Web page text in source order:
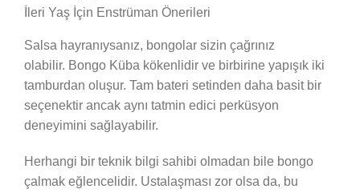
İleri Yaş İçin Enstrüman Önerileri
Salsa hayranıysanız, bongolar sizin çağrınız
olabilir. Bongo Küba kökenlidir ve birbirine yapışık iki
tamburdan oluşur. Tam bateri setinden daha basit bir
seçenektir ancak aynı tatmin edici perküsyon
deneyimini sağlayabilir.
Herhangi bir teknik bilgi sahibi olmadan bile bongo
çalmak eğlencelidir. Ustalaşması zor olsa da, bu